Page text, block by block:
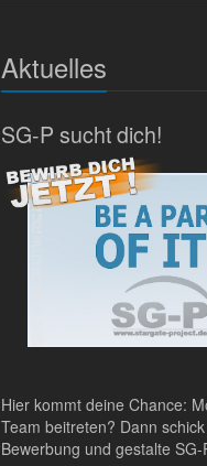
Aktuelles
SG-P sucht dich!
Hier kommt deine Chance:
Team beitreten? Dann
Bewerbung und gestalte SG-